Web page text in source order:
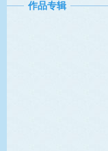
作品专辑